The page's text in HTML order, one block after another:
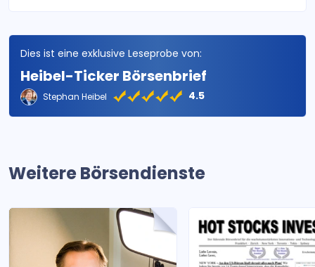
Dies ist eine exklusive Leseprobe von:
Heibel-Ticker Börsenbrief
Stephan Heibel 4.5
Weitere Börsendienste